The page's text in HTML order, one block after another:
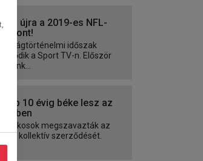
újra a 2019-es NFL-
szezont!
Sportágtörténelmi időszak
kezdődik a Sport TV-n. Először
kaptunk...
Újabb 10 évig béke lesz az
NFL-ben
A játékosok megszavazták az
új kollektív szerződését.